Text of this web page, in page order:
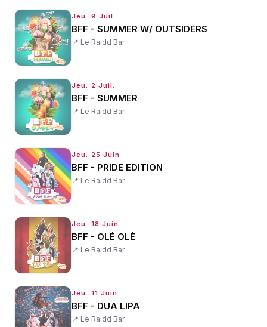
Jeu. 9 Juil.
BFF - SUMMER W/ OUTSIDERS
📍 Le Raidd Bar
Jeu. 2 Juil.
BFF - SUMMER
📍 Le Raidd Bar
Jeu. 25 Juin
BFF - PRIDE EDITION
📍 Le Raidd Bar
Jeu. 18 Juin
BFF - OLÉ OLÉ
📍 Le Raidd Bar
Jeu. 11 Juin
BFF - DUA LIPA
📍 Le Raidd Bar